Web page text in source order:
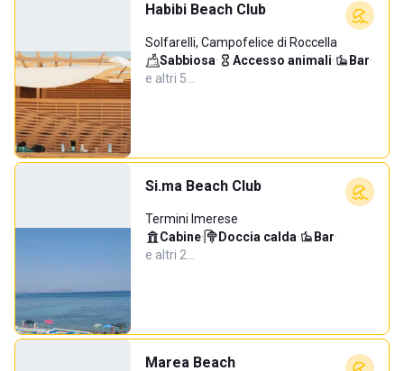
Habibi Beach Club
Solfarelli, Campofelice di Roccella
Sabbiosa· Accesso animali· Bar·
e altri 5…
Si.ma Beach Club
Termini Imerese
Cabine· Doccia calda· Bar·
e altri 2…
Marea Beach